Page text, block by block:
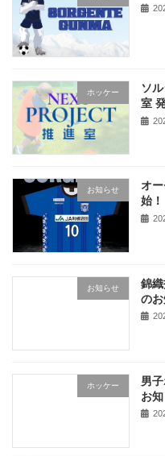
ホッケー
ソ
室
お知らせ
オ
始！
お知らせ
錦
の
ホッケー
男
お